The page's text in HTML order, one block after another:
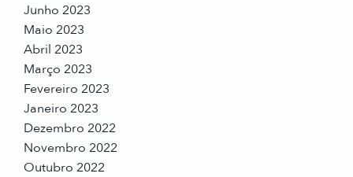
Junho 2023
Maio 2023
Abril 2023
Março 2023
Fevereiro 2023
Janeiro 2023
Dezembro 2022
Novembro 2022
Outubro 2022